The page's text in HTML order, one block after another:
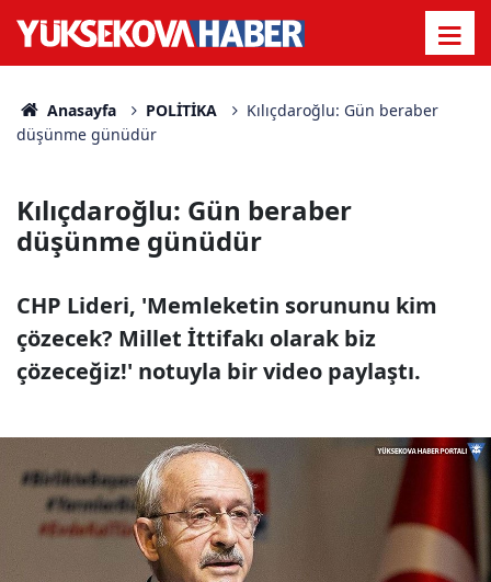
Anasayfa POLİTİKA
Kılıçdaroğlu: Gün beraber
düşünme günüdür
Kılıçdaroğlu: Gün beraber
düşünme günüdür
CHP Lideri, 'Memleketin sorununu kim
çözecek? Millet İttifakı olarak biz
çözeceğiz!' notuyla bir video paylaştı.